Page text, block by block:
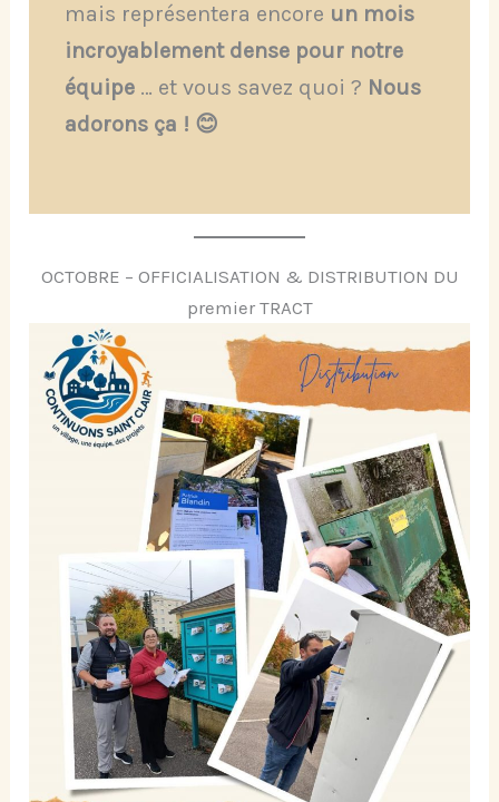
mais représentera encore un mois
incroyablement dense pour notre
équipe… et vous savez quoi ? Nous
adorons ça ! 😊
OCTOBRE – OFFICIALISATION & DISTRIBUTION DU
premier TRACT